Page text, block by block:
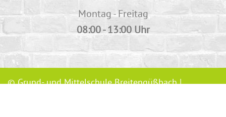
Montag - Freitag
08:00 - 13:00 Uhr
© Grund- und Mittelschule Breitengüßbach |